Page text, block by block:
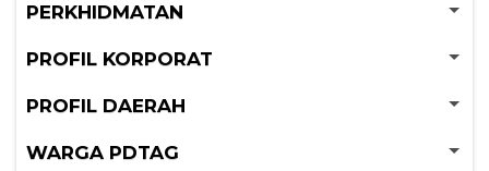
PERKHIDMATAN
PROFIL KORPORAT
PROFIL DAERAH
WARGA PDTAG